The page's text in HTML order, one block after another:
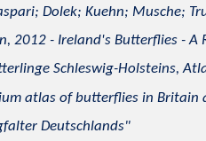
Dolek; Kuehn; Musche;
2012 - Ireland's Butterflies - A
Schleswig-Holsteins,
atlas of butterflies in Britain
Deutschlands